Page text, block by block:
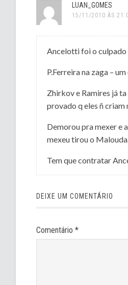
LUAN_GOMES
15/11/2010 ÀS
Ancelotti foi o culpado
P.Ferreira na zaga –
Zhirkov e Ramires já
provado q eles ñ criam
Demorou pra mexer e
mexeu tirou o Malouda.
Tem que contratar
DEIXE UM COMENTÁRIO
Comentário*